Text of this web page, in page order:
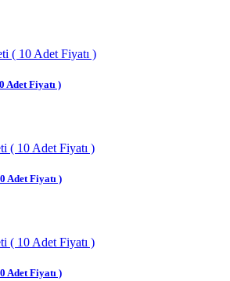
Adet Fiyatı )
Adet Fiyatı )
Adet Fiyatı )